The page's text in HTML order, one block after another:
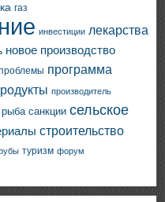
газ
инвестиции лекарства
новое производство
программа
производитель
рыба санкции сельское
строительство
туризм форум